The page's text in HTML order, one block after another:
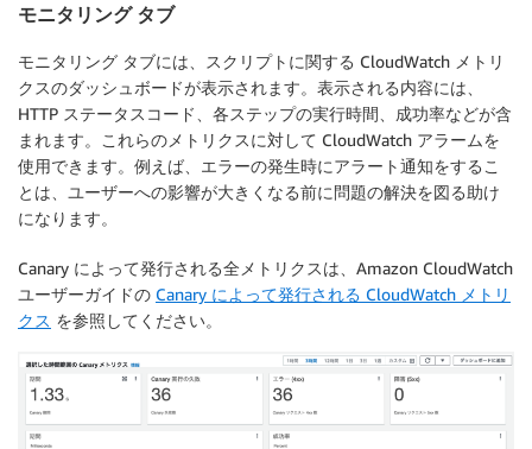
モニタリング タブ
モニタリング タブには、スクリプトに関する CloudWatch メトリ
クスのダッシュボードが表示されます。表示される内容には、
HTTP ステータスコード、各ステップの実行時間、成功率などが含
まれます。これらのメトリクスに対して CloudWatch アラームを
使用できます。例えば、エラーの発生時にアラート通知をするこ
とは、ユーザーへの影響が大きくなる前に問題の解決を図る助け
になります。
Canary によって発行される全メトリクスは、Amazon CloudWatch
ユーザーガイドの Canary によって発行される CloudWatch メトリ
クス を参照してください。